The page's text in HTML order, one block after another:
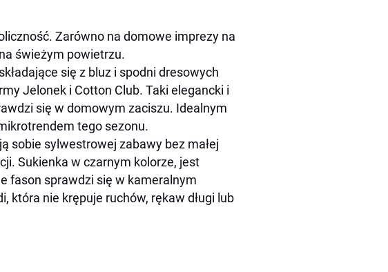
Zarówno na domowe imprezy na
świeżym powietrzu.
się z bluz i spodni dresowych
Jelonek i Cotton Club. Taki elegancki i
się w domowym zaciszu. Idealnym
tego sezonu.
sobie sylwestrowej zabawy bez małej
Sukienka w czarnym kolorze, jest
fason sprawdzi się w kameralnym
która nie krępuje ruchów, rękaw długi lub